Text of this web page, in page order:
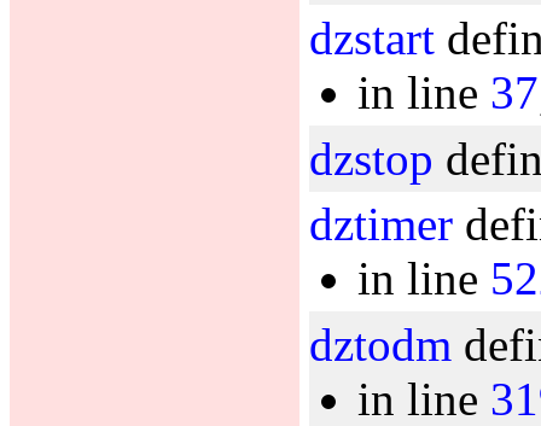
dzstart
in line 37
dzstop
dztimer
in line
dztodm
in line